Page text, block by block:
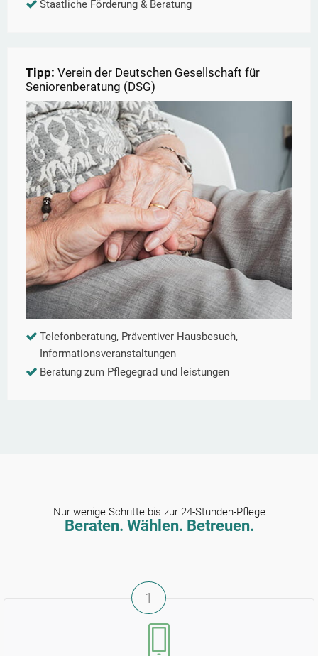
Staatliche Förderung & Beratung
Tipp: Verein der Deutschen Gesellschaft für
Seniorenberatung (DSG)
Telefonberatung, Präventiver Hausbesuch,
Informationsveranstaltungen
Beratung zum Pflegegrad und leistungen
Nur wenige Schritte bis zur 24-Stunden-Pflege
Beraten. Wählen. Betreuen.
1